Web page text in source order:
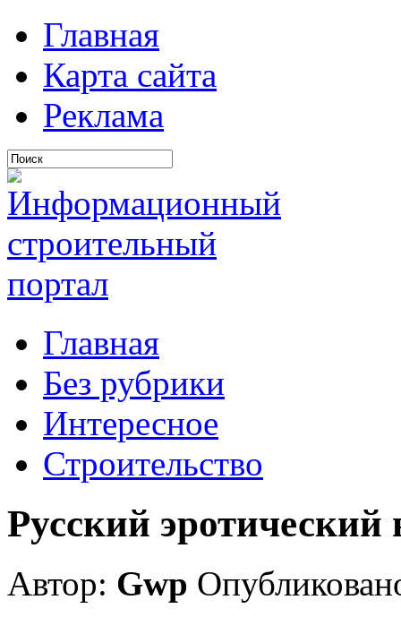
Главная
Карта сайта
Реклама
Главная
Без рубрики
Интересное
Строительство
Русский эротический
Автор: Gwp